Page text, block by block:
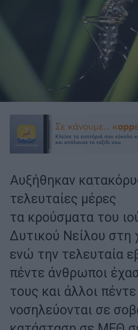
Αυξήθηκαν
τελευταίες μέρες
τα κρούσματα του
Δυτικού Νείλου στη
ενώ την τελευταία
πέντε άνθρωποι
τους και άλλοι πέντε
νοσηλεύονται σε